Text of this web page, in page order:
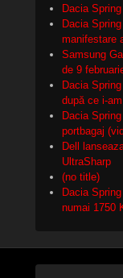
Dacia
Dacia
manifestare
Samsung
de 9
Dacia
după ce i-
Dacia
portbagaj
Dell
UltraSharp
(no title)
Dacia
numai 1750